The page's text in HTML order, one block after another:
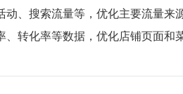
、搜索流量等，优化主要流量来源
转化率等数据，优化店铺页面和